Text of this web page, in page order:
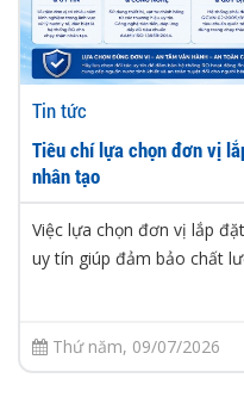
Tin tức
Tiêu chí lựa chọn đơn vị
nhân tạo
Việc lựa chọn đơn vị lắp
uy tín giúp đảm bảo chất
Thứ năm, 09/07/2026